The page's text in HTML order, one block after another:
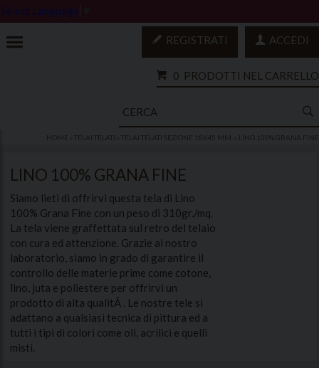
Select Language
ACCEDI
REGISTRATI
0 PRODOTTI NEL CARRELLO
HOME TELAI TELATI TELAI TELATI SEZIONE 18X45 MM. LINO 100% GRANA FINE
LINO 100% GRANA FINE
Siamo lieti di offrirvi questa tela di Lino
100% Grana Fine con un peso di 310gr./mq.
La tela viene graffettata sul retro del telaio
con cura ed attenzione. Grazie al nostro
laboratorio, siamo in grado di garantire il
controllo delle materie prime come cotone,
lino, juta e poliestere per offrirvi un
prodotto di alta qualitÃ . Le nostre tele si
adattano a qualsiasi tecnica di pittura ed a
tutti i tipi di colori come oli, acrilici e quelli
misti.